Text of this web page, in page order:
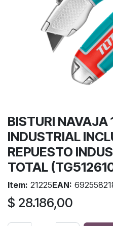
BISTURI NAVAJA
INDUSTRIAL
REPUESTO
TOTAL
Item: 21225EAN:
$ 28.186,00